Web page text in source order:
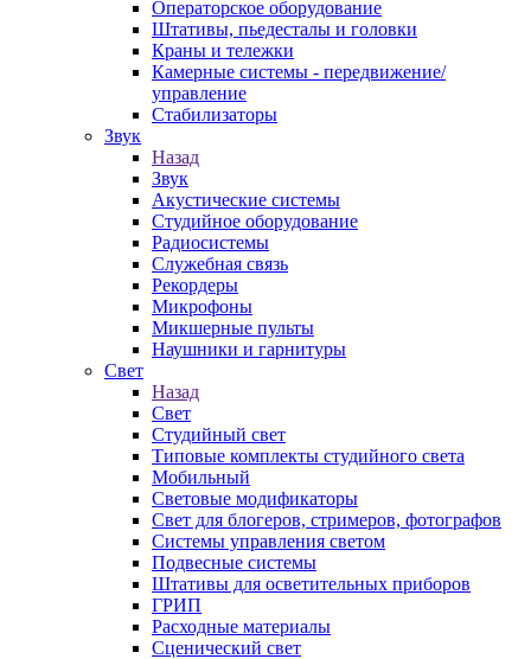
Операторское оборудование
Штативы, пьедесталы и головки
Краны и тележки
Камерные системы - передвижение/
управление
Стабилизаторы
Звук
Назад
Звук
Акустические системы
Студийное оборудование
Радиосистемы
Служебная связь
Рекордеры
Микрофоны
Микшерные пульты
Наушники и гарнитуры
Свет
Назад
Свет
Студийный свет
Типовые комплекты студийного света
Мобильный
Световые модификаторы
Свет для блогеров, стримеров, фотографов
Системы управления светом
Подвесные системы
Штативы для осветительных приборов
ГРИП
Расходные материалы
Сценический свет